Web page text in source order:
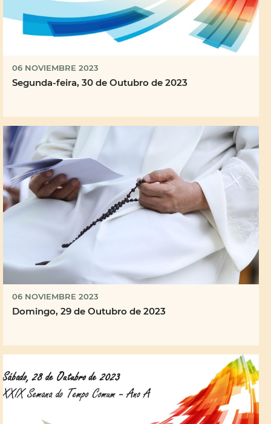
06 NOVIEMBRE 2023
Segunda-feira, 30 de Outubro de 2023
06 NOVIEMBRE 2023
Domingo, 29 de Outubro de 2023